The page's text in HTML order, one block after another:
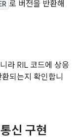
로 버전을 반환해
라 RIL 코드에 상응
되는지 확인합니
신 구현